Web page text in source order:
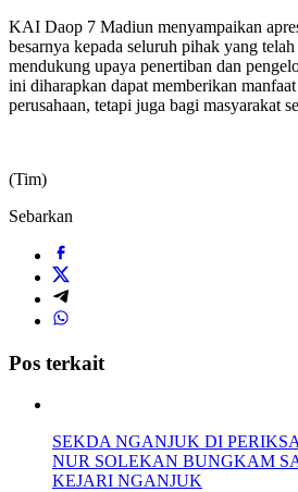
KAI Daop 7 Madiun menyampaikan
besarnya kepada seluruh pihak yang
mendukung upaya penertiban dan
ini diharapkan dapat memberikan
perusahaan, tetapi juga bagi masyarakat
(Tim)
Sebarkan
Pos terkait
SEKDA NGANJUK DI
NUR SOLEKAN BUNGKAM
KEJARI NGANJUK